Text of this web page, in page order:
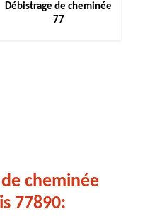
Débistrage de cheminée
77
cheminée
77890: